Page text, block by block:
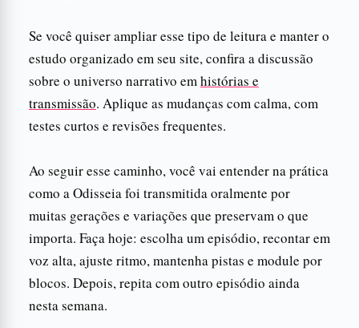
Se você quiser ampliar esse tipo de leitura e manter o
estudo organizado em seu site, confira a discussão
sobre o universo narrativo emhistórias e
transmissão. Aplique as mudanças com calma, com
testes curtos e revisões frequentes.
Ao seguir esse caminho, você vai entender na prática
como a Odisseia foi transmitida oralmente por
muitas gerações e variações que preservam o que
importa. Faça hoje: escolha um episódio, recontar em
voz alta, ajuste ritmo, mantenha pistas e module por
blocos. Depois, repita com outro episódio ainda
nesta semana.